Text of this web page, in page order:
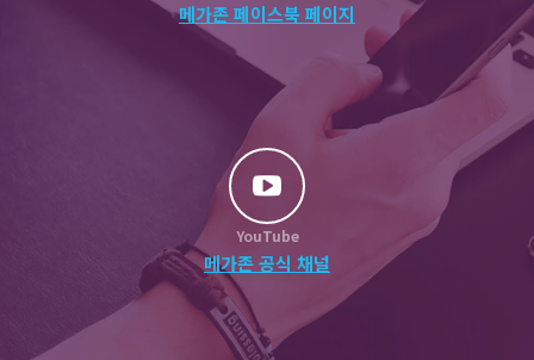
메가존 페이스북 페이지
YouTube
메가존 공식 채널